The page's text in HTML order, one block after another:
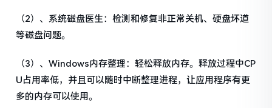
（2）、系统磁盘医生：检测和修复非正常关机、硬盘坏道
等磁盘问题。
（3）、Windows内存整理：轻松释放内存。释放过程中CP
U占用率低，并且可以随时中断整理进程，让应用程序有更
多的内存可以使用。